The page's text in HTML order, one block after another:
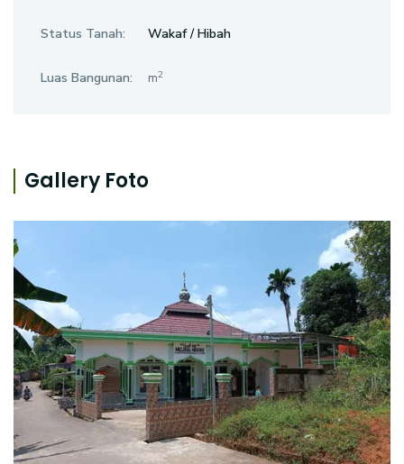
Status Tanah: Wakaf / Hibah
Luas Bangunan: m2
Gallery Foto